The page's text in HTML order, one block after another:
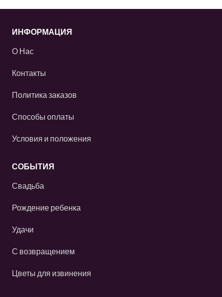
ИНФОРМАЦИЯ
О Нас
Контакты
Политика заказов
Способы оплаты
Условия и положения
СОБЫТИЯ
Свадьба
Рождение ребенка
Удачи
С возвращением
Цветы для извинения